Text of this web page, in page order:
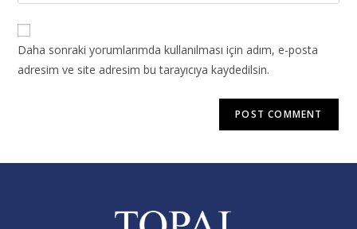
Daha sonraki yorumlarımda kullanılması için adım, e-posta
adresim ve site adresim bu tarayıcıya kaydedilsin.